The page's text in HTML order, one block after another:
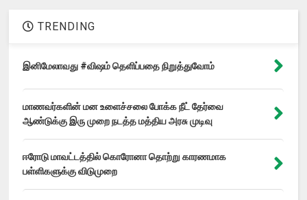
TRENDING
இனிமேலாவது #விஷம் தெளிப்பதை நிறுத்துவோம்
மாணவர்களின் மன உளைச்சலை போக்க நீட் தேர்வை
ஆண்டுக்கு இரு முறை நடத்த மத்திய அரசு முடிவு
ஈரோடு மாவட்டத்தில் கொரோனா தொற்று காரணமாக
பள்ளிகளுக்கு விடுமுறை